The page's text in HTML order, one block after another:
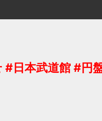
日本武道館 #円